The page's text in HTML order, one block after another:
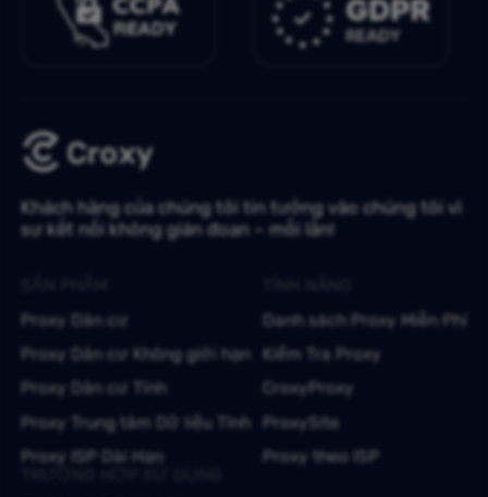
Khách hàng của chúng tôi tin tưởng vào chúng tôi vì
sự kết nối không gián đoạn – mỗi lần!
Proxy Dân cư
Proxy Dân cư Không giới hạn
Proxy Dân cư Tĩnh
Proxy Trung tâm Dữ liệu Tĩnh
Proxy ISP Dài Hạn
Danh sách Proxy Miễn Phí
Kiểm Tra Proxy
CroxyProxy
ProxySite
Proxy theo ISP